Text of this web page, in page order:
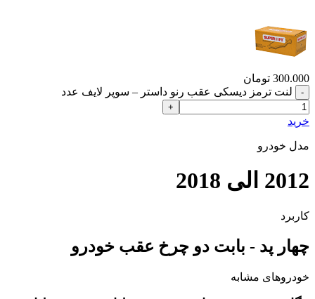
300.000 تومان
لنت ترمز دیسکی عقب رنو داستر – سوپر لایف عدد
خرید
مدل خودرو
2012 الی 2018
کاربرد
چهار پد - بابت دو چرخ عقب خودرو
خودروهای مشابه